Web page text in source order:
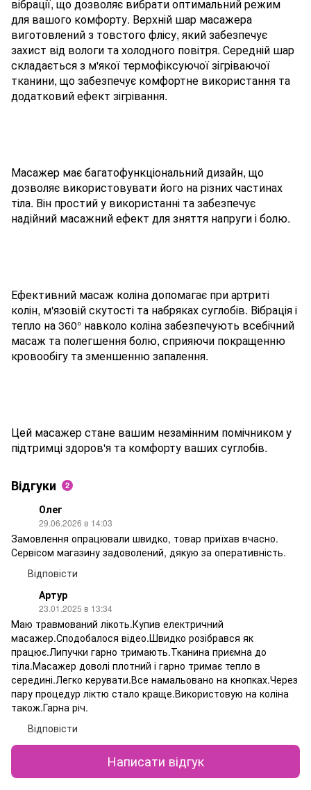
вібрації, що дозволяє вибрати оптимальний режим
для вашого комфорту. Верхній шар масажера
виготовлений з товстого флісу, який забезпечує
захист від вологи та холодного повітря. Середній шар
складається з м'якої термофіксуючої зігріваючої
тканини, що забезпечує комфортне використання та
додатковий ефект зігрівання.
Масажер має багатофункціональний дизайн, що
дозволяє використовувати його на різних частинах
тіла. Він простий у використанні та забезпечує
надійний масажний ефект для зняття напруги і болю.
Ефективний масаж коліна допомагає при артриті
колін, м'язовій скутості та набряках суглобів. Вібрація і
тепло на 360° навколо коліна забезпечують всебічний
масаж та полегшення болю, сприяючи покращенню
кровообігу та зменшенню запалення.
Цей масажер стане вашим незамінним помічником у
підтримці здоров'я та комфорту ваших суглобів.
Відгуки 2
Олег
29.06.2026 в 14:03
Замовлення опрацювали швидко, товар приїхав вчасно.
Сервісом магазину задоволений, дякую за оперативність.
Відповісти
Артур
23.01.2025 в 13:34
Маю травмований лікоть.Купив електричний
масажер.Сподобалося відео.Швидко розібрався як
працює.Липучки гарно тримають.Тканина приємна до
тіла.Масажер доволі плотний і гарно тримає тепло в
середині.Легко керувати.Все намальовано на кнопках.Через
пару процедур ліктю стало краще.Використовую на коліна
також.Гарна річ.
Відповісти
Написати відгук